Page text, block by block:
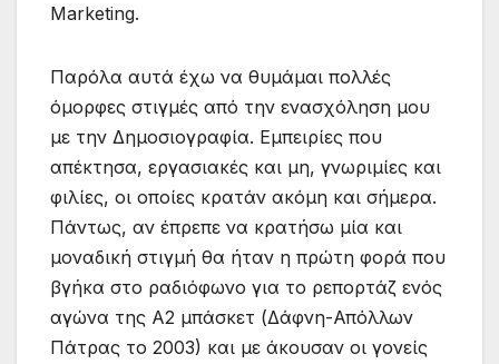
Marketing.
Παρόλα αυτά έχω να θυμάμαι πολλές
όμορφες στιγμές από την ενασχόληση μου
με την Δημοσιογραφία. Εμπειρίες που
απέκτησα, εργασιακές και μη, γνωριμίες και
φιλίες, οι οποίες κρατάν ακόμη και σήμερα.
Πάντως, αν έπρεπε να κρατήσω μία και
μοναδική στιγμή θα ήταν η πρώτη φορά που
βγήκα στο ραδιόφωνο για το ρεπορτάζ ενός
αγώνα της Α2 μπάσκετ (Δάφνη-Απόλλων
Πάτρας το 2003) και με άκουσαν οι γονείς